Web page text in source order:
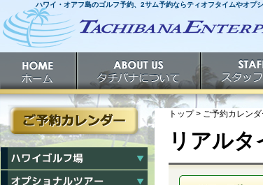
ハワイ・オアフ島のゴルフ予約、2サム予約ならティオフタイムやオプ
ホーム タチバナについて スタッフ紹介
ご予約カレンダー
ハワイゴルフ場一覧
トップ> ご予約カレンダ
リアルタ